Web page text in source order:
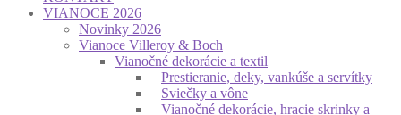
VIANOCE 2026
Novinky 2026
Vianoce Villeroy & Boch
Vianočné dekorácie a textil
Prestieranie, deky, vankúše a servítky
Sviečky a vône
Vianočné dekorácie, hracie skrinky a